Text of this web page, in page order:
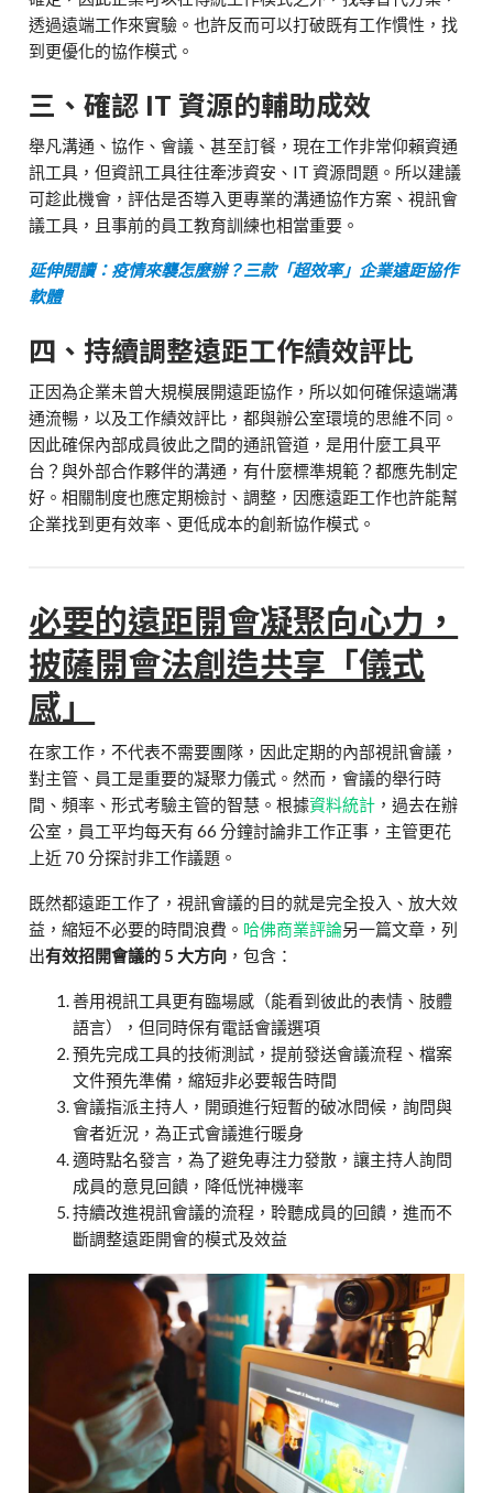
透過遠端工作來實驗。也許反而可以打破既有工作慣性，找
到更優化的協作模式。
三、確認 IT 資源的輔助成效
舉凡溝通、協作、會議、甚至訂餐，現在工作非常仰賴資通
訊工具，但資訊工具往往牽涉資安、IT 資源問題。所以建議
可趁此機會，評估是否導入更專業的溝通協作方案、視訊會
議工具，且事前的員工教育訓練也相當重要。
延伸閱讀：疫情來襲怎麼辦？三款「超效率」企業遠距協作
軟體
四、持續調整遠距工作績效評比
正因為企業未曾大規模展開遠距協作，所以如何確保遠端溝
通流暢，以及工作績效評比，都與辦公室環境的思維不同。
因此確保內部成員彼此之間的通訊管道，是用什麼工具平
台？與外部合作夥伴的溝通，有什麼標準規範？都應先制定
好。相關制度也應定期檢討、調整，因應遠距工作也許能幫
企業找到更有效率、更低成本的創新協作模式。
必要的遠距開會凝聚向心力，
披薩開會法創造共享「儀式
感」
在家工作，不代表不需要團隊，因此定期的內部視訊會議，
對主管、員工是重要的凝聚力儀式。然而，會議的舉行時
間、頻率、形式考驗主管的智慧。根據資料統計 ，過去在辦
公室，員工平均每天有 66 分鐘討論非工作正事，主管更花
上近 70 分探討非工作議題。
既然都遠距工作了，視訊會議的目的就是完全投入、放大效
益，縮短不必要的時間浪費。 哈佛商業評論另一篇文章，列
出有效招開會議的 5 大方向 ，包含：
善用視訊工具更有臨場感（能看到彼此的表情、肢體
語言），但同時保有電話會議選項
預先完成工具的技術測試，提前發送會議流程、檔案
文件預先準備，縮短非必要報告時間
會議指派主持人，開頭進行短暫的破冰問候，詢問與
會者近況，為正式會議進行暖身
適時點名發言，為了避免專注力發散，讓主持人詢問
成員的意見回饋，降低恍神機率
持續改進視訊會議的流程，聆聽成員的回饋，進而不
斷調整遠距開會的模式及效益